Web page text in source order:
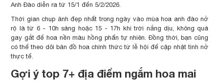
Anh Đào diễn ra từ 15/1 đến 5/2/2026.
Thời gian chụp ảnh đẹp nhất trong ngày vào mùa hoa anh đào nở
rộ là từ 6 - 10h sáng hoặc 15 - 17h khi trời nắng dịu, không quá
gay gắt để hoa nền màu hồng phấn tự nhiên. Đồng thời, bạn cũng
có thể theo dõi bản đồ hoa chính thức từ lễ hội để cập nhật tình nở
thực tế.
Gợi ý top 7+ địa điểm ngắm hoa mai